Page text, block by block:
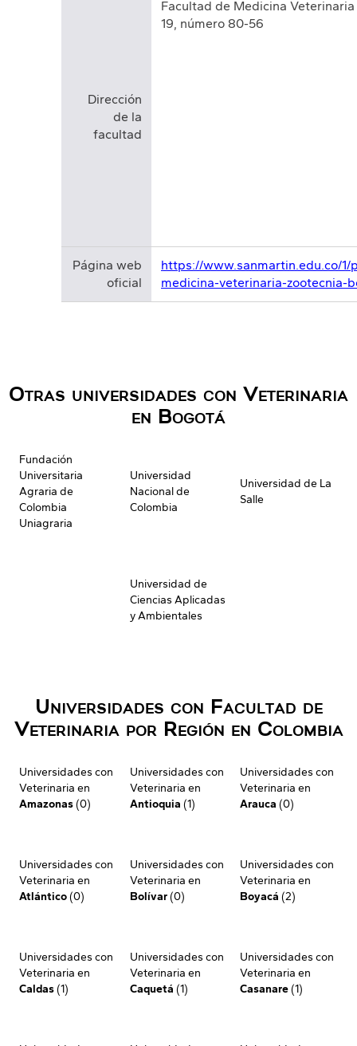
Dirección
de la
facultad
Facultad de Medicina
19, número 80-56
Página web
oficial
https://www.sanmartin.edu.co/
medicina-veterinaria-zootecnia-
Otras universidades con Veterinaria
en Bogotá
Fundación
Universitaria
Agraria de
Colombia
Uniagraria
Universidad
Nacional de
Colombia
Universidad de La
Salle
Universidad de
Ciencias Aplicadas
y Ambientales
Universidades con Facultad de
Veterinaria por Región en Colombia
Universidades con
Veterinaria en
Amazonas(0)
Universidades con
Veterinaria en
Antioquia (1)
Universidades con
Veterinaria en
Arauca (0)
Universidades con
Veterinaria en
Atlántico(0)
Universidades con
Veterinaria en
Bolívar(0)
Universidades con
Veterinaria en
Boyacá (2)
Universidades con
Veterinaria en
Caldas(1)
Universidades con
Veterinaria en
Caquetá (1)
Universidades con
Veterinaria en
Casanare(1)